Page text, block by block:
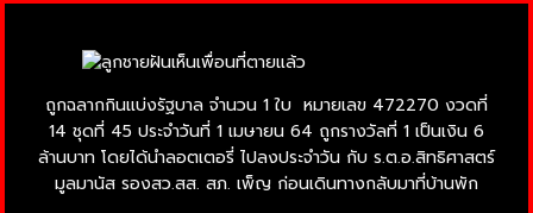
ถูกฉลากกินแบ่งรัฐบาล จำนวน 1 ใบ หมายเลข 472270 งวดที่
14 ชุดที่ 45 ประจำวันที่ 1 เมษายน 64 ถูกรางวัลที่ 1 เป็นเงิน 6
ล้านบาท โดยได้นำลอตเตอรี่ ไปลงประจำวัน กับ ร.ต.อ.สิทธิศาสตร์
มูลมานัส รองสว.สส. สภ. เพ็ญ ก่อนเดินทางกลับมาที่บ้านพัก